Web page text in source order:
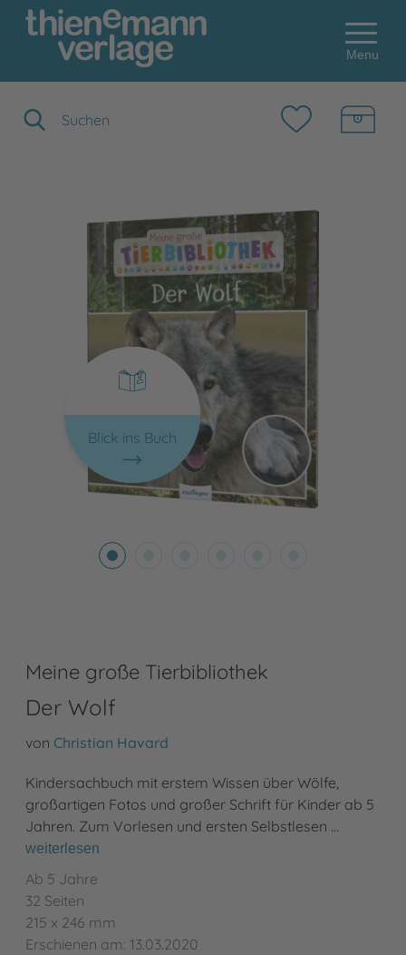
Menu
Blick ins Buch
Meine große Tierbibliothek
Der Wolf
von Christian Havard
Kindersachbuch mit erstem Wissen über Wölfe,
großartigen Fotos und großer Schrift für Kinder ab 5
Jahren. Zum Vorlesen und ersten Selbstlesen …
weiterlesen
Ab 5 Jahre
32 Seiten
215 x 246 mm
Erschienen am: 13.03.2020